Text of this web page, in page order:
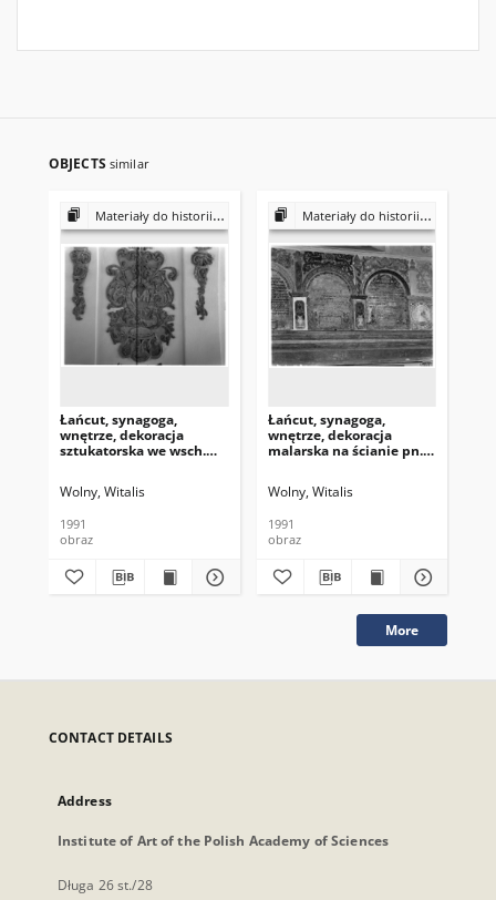
OBJECTS similar
Materiały do historii i kultury Żydów polskich
Łańcut, synagoga,
wnętrze, dekoracja
sztukatorska we wsch.
kodesz) - dłonie w geście
Wolny, Witalis
1991
obraz
Materiały do historii i kultury Żydów polskich
Łańcut, synagoga,
wnętrze, dekoracja
malarska na ścianie pn.,
Wolny, Witalis
1991
obraz
More
CONTACT DETAILS
Address
Institute of Art of the Polish Academy of Sciences
Długa 26 st./28